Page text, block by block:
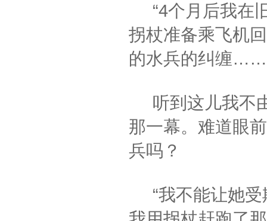
“4个月后我在
拐杖准备乘飞机
的水兵的纠缠
听到这儿我不
那一幕。难道眼
兵吗？
“我不能让她受